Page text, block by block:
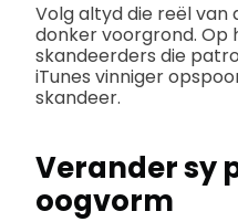
Volg altyd die reël van
donker voorgrond. Op
skandeerders die
iTunes vinniger
skandeer.
Verander sy
oogvorm